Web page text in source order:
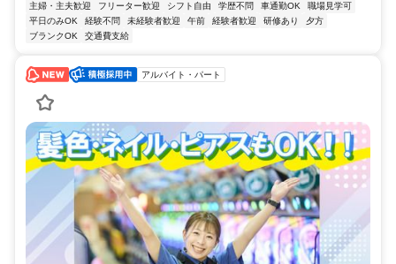
主婦・主夫歓迎
フリーター歓迎 シフト自由 学歴不問 車通勤OK
職場見学可
平日のみOK
経験不問 未経験者歓迎 午前 経験者歓迎 研修あり
夕方
ブランクOK
交通費支給
アルバイト・パート